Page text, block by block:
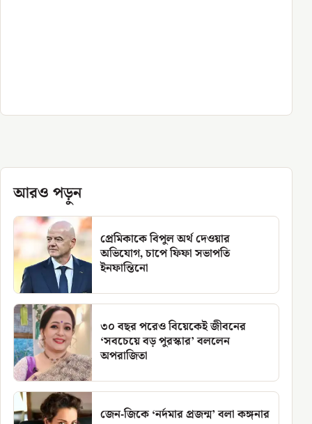
আরও পড়ুন
প্রেমিকাকে বিপুল অর্থ দেওয়ার
অভিযোগ, চাপে ফিফা সভাপতি
ইনফান্তিনো
৩০ বছর পরেও বিয়েকেই জীবনের
‘সবচেয়ে বড় পুরস্কার’ বললেন
অপরাজিতা
জেন-জিকে ‘নর্দমার প্রজন্ম’ বলা কঙ্গনার